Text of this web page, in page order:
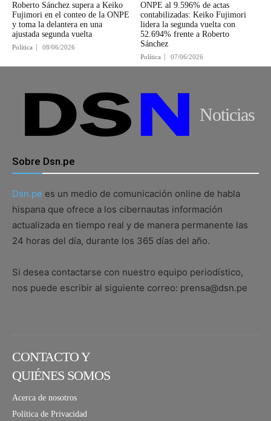
Roberto Sánchez supera a Keiko
Fujimori en el conteo de la ONPE
y toma la delantera en una
ajustada segunda vuelta
Política 08/06/2026
ONPE al 9.596% de actas
contabilizadas: Keiko Fujimori
lidera la segunda vuelta con
52.694% frente a Roberto
Sánchez
Política 07/06/2026
Noticias
Sobre Dsn.pe
Dsn.pe es un medio de comunicación online de habla
hispana que ofrece a los cibernautas información
actualizada en tiempo real y de manera permanente las
24 horas del día, durante los 365 días del año.
Si desea contactarse con nuestro equipo periodístico,
nos puede escribir al siguiente correo: prensa@dsn.pe
CONTACTO Y
QUIÉNES SOMOS
Acerca de nosotros
Política de Privacidad